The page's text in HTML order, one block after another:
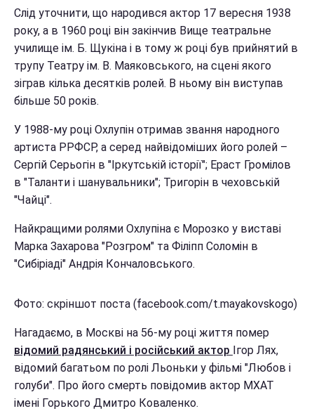
Слід уточнити, що народився актор 17 вересня 1938
року, а в 1960 році він закінчив Вище театральне
училище ім. Б. Щукіна і в тому ж році був прийнятий в
трупу Театру ім. В. Маяковського, на сцені якого
зіграв кілька десятків ролей. В ньому він виступав
більше 50 років.
У 1988-му році Охлупін отримав звання народного
артиста РРФСР, а серед найвідоміших його ролей –
Сергій Серьогін в "Іркутській історії"; Ераст Громілов
в "Таланти і шанувальники"; Тригорін в чеховській
"Чайці".
Найкращими ролями Охлупіна є Морозко у виставі
Марка Захарова "Розгром" та Філіпп Соломін в
"Сибіріаді" Андрія Кончаловського.
Фото: скріншот поста (facebook.com/t.mayakovskogo)
Нагадаємо, в Москві на 56-му році життя помер
відомий радянський і російський актор Ігор Лях,
відомий багатьом по ролі Льоньки у фільмі "Любов і
голуби". Про його смерть повідомив актор МХАТ
імені Горького Дмитро Коваленко.